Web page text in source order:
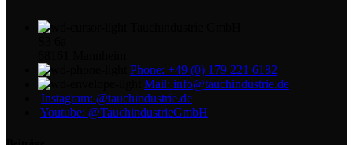
Phone: +49 (0) 179 221 6182
Mail: info@tauchindustrie.de
Instagram: @tauchindustrie.de
Youtube: @TauchindustrieGmbH